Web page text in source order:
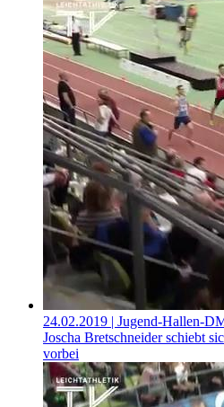
24.02.2019 | Jugend-Hallen-
Joscha Bretschneider schiebt
vorbei